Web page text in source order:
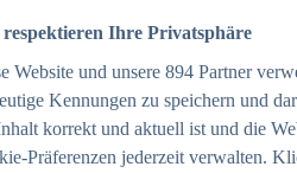
2025
2025
Deutschland 2025
Ihre Privatsphäre
Website und unsere 894 Partner
Kennungen zu speichern und
korrekt und aktuell ist und die
Präferenzen jederzeit verwalten.